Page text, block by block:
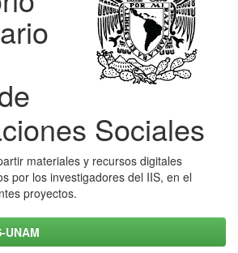
Sociales
materiales y recursos digitales
por los investigadores del IIS, en el
proyectos.